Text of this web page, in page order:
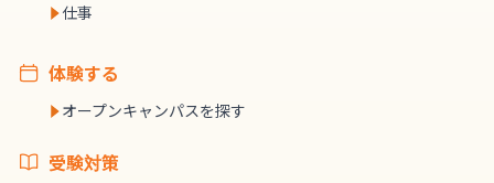
仕事
体験する
オープンキャンパスを探す
受験対策